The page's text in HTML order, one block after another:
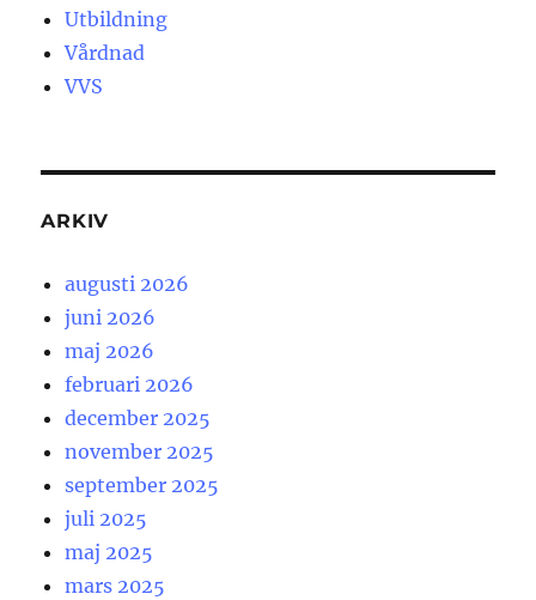
Utbildning
Vårdnad
VVS
ARKIV
augusti 2026
juni 2026
maj 2026
februari 2026
december 2025
november 2025
september 2025
juli 2025
maj 2025
mars 2025